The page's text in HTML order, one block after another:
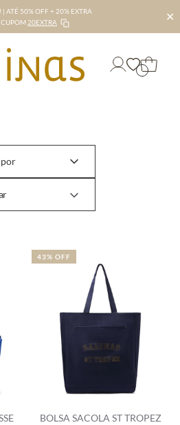
| ATÉ 50% OFF + 20% EXTRA
20EXTRA ✕
BOLSA SACOLA ST TROPEZ
43% OFF